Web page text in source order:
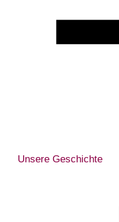
Unsere Geschichte